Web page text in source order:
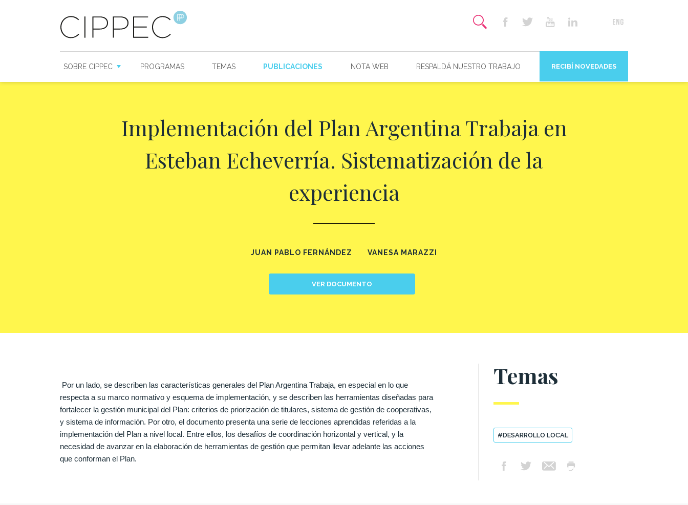
SOBRE CIPPEC PROGRAMAS TEMAS PUBLICACIONES NOTA WEB RESPALDÁ NUESTRO TRABAJO RECIBÍ NOVEDADES
Implementación del Plan Argentina Trabaja en
Esteban Echeverría. Sistematización de la
experiencia
JUAN PABLO FERNÁNDEZ VANESA MARAZZI
VER DOCUMENTO
Por un lado, se describen las características generales del Plan Argentina Trabaja, en especial en lo que
respecta a su marco normativo y esquema de implementación, y se describen las herramientas diseñadas para
fortalecer la gestión municipal del Plan: criterios de priorización de titulares, sistema de gestión de cooperativas,
y sistema de información. Por otro, el documento presenta una serie de lecciones aprendidas referidas a la
implementación del Plan a nivel local. Entre ellos, los desafíos de coordinación horizontal y vertical, y la
necesidad de avanzar en la elaboración de herramientas de gestión que permitan llevar adelante las acciones
que conforman el Plan.
Temas
#DESARROLLO LOCAL